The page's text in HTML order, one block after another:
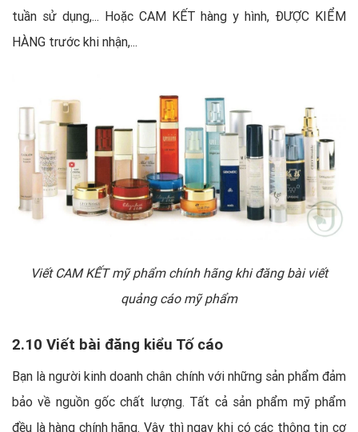
tuần sử dụng,... Hoặc CAM KẾT hàng y hình, ĐƯỢC KIỂM
HÀNG trước khi nhận,...
Viết CAM KẾT mỹ phẩm chính hãng khi đăng bài viết
quảng cáo mỹ phẩm
2.10 Viết bài đăng kiểu Tố cáo
Bạn là người kinh doanh chân chính với những sản phẩm đảm
bảo về nguồn gốc chất lượng. Tất cả sản phẩm mỹ phẩm
đều là hàng chính hãng. Vậy thì ngay khi có các thông tin cơ